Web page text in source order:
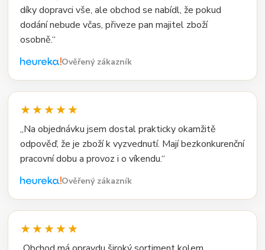
díky dopravci vše, ale obchod se nabídl, že pokud
dodání nebude včas, přiveze pan majitel zboží
osobně.“
Ověřený zákazník
★★★★★
„Na objednávku jsem dostal prakticky okamžitě
odpověď, že je zboží k vyzvednutí. Mají bezkonkurenční
pracovní dobu a provoz i o víkendu.“
Ověřený zákazník
★★★★★